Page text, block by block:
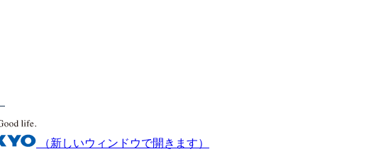
（新しいウィンドウで開きます）